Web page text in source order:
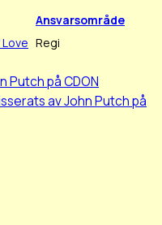
Ansvarsområde
Regi
Putch på CDON
av John Putch på